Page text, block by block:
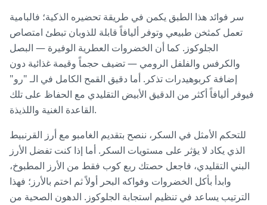
سر فوائد هذا الطبق يكمن في طريقة تحضيره الذكية؛ فالبامية
تعمل كمثخن طبيعي وتوفر أليافاً قابلة للذوبان تبطئ امتصاص
الجلوكوز. كما أن الخضروات العطرية الوفيرة — البصل
والكرفس والفلفل الرومي — تضيف حجماً وقيمة غذائية دون
إضافة كربوهيدرات تذكر. أما دقيق القمح الكامل في الـ "رو"
فيوفر أليافاً أكثر من الدقيق الأبيض التقليدي مع الحفاظ على تلك
القاعدة الغنية واللذيذة.
للتحكم الأمثل في السكر، ننصح بتقديم الغامبو مع أرز القرنبيط
الذي يكاد لا يؤثر على مستويات السكر. أما إذا كنت تفضل الأرز
البني التقليدي، فاجعل حصتك ربع كوب فقط من الأرز المطبوخ،
وابدأ بأكل الخضروات وفواكه البحر أولاً ثم اختم بالأرز؛ فهذا
الترتيب يساعد في تنظيم استجابة الجلوكوز. الدهون الصحية من